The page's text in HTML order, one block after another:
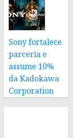
Sony fortalece
parceria e
assume 10%
da Kadokawa
Corporation